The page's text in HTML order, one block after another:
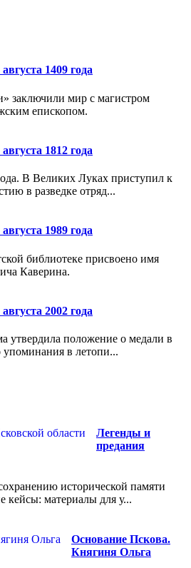
августа 1409 года
заключили мир с магистром
епископом.
августа 1812 года
В Великих Луках приступил к
в разведке отряд...
августа 1989 года
библиотеке присвоено имя
Каверина.
августа 2002 года
утвердила положение о медали в
упоминания в летопи...
Легенды и
предания
исторической памяти
кейсы: материалы для у...
Основание Пскова.
Княгиня Ольга